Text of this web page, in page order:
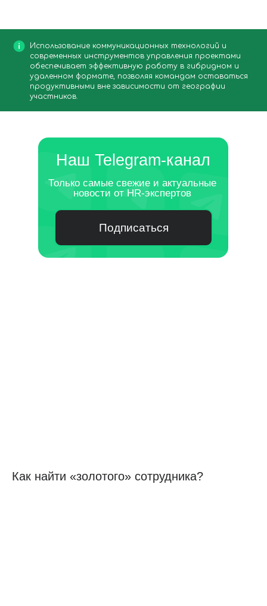
Использование коммуникационных технологий и
современных инструментов управления проектами
обеспечивает эффективную работу в гибридном и
удаленном формате, позволяя командам оставаться
продуктивными вне зависимости от географии
участников.
Только самые свежие и актуальные
новости от HR-экспертов
Наш Telegram-канал
Подписаться
Как найти «золотого» сотрудника?